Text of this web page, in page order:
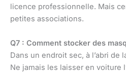
licence professionnelle. Mais
petites associations.
Q7 : Comment stocker des
Dans un endroit sec, à l’abri de
Ne jamais les laisser en voiture